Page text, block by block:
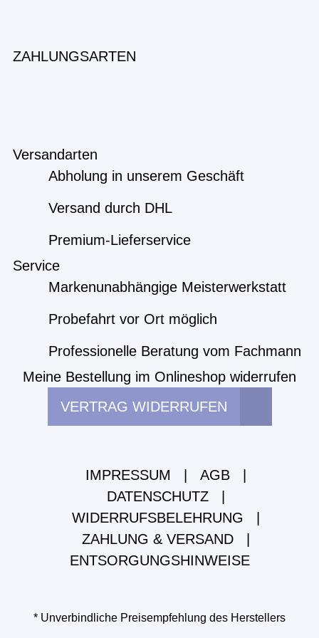
ZAHLUNGSARTEN
Versandarten
Abholung in unserem Geschäft
Versand durch DHL
Premium-Lieferservice
Service
Markenunabhängige Meisterwerkstatt
Probefahrt vor Ort möglich
Professionelle Beratung vom Fachmann
Meine Bestellung im Onlineshop widerrufen
VERTRAG WIDERRUFEN
IMPRESSUM AGB
DATENSCHUTZ
WIDERRUFSBELEHRUNG
ZAHLUNG & VERSAND
ENTSORGUNGSHINWEISE
* Unverbindliche Preisempfehlung des Herstellers